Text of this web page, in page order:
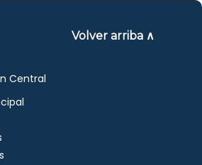
Volver arriba ∧
Central